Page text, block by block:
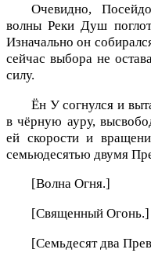
Очевидно,
волны Реки Душ
Изначально он
сейчас выбора не
силу.
Ён У согнулся и
в чёрную ауру,
ей скорости и
семьюдесятью двумя
[Волна Огня.]
[Священный Огонь.]
[Семьдесят два